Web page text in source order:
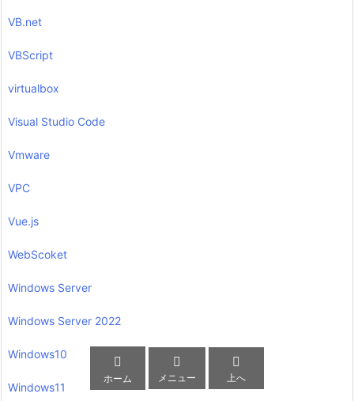
VB.net
VBScript
virtualbox
Visual Studio Code
Vmware
VPC
Vue.js
WebScoket
Windows Server
Windows Server 2022
Windows10
Windows11

ホーム

メニュー

上へ